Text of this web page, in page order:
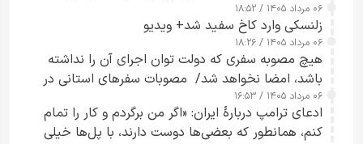
۰۶ مرداد ۱۴۰۵ / ۱۸:۵۲
زلنسکی وارد کاخ سفید شد+ ویدیو
۰۶ مرداد ۱۴۰۵ / ۱۸:۲۶
هیچ مصوبه سفری که دولت توان اجرای آن را نداشته
باشد، امضا نخواهد شد/ مصوبات سفرهای استانی در
چارچوب قانون بودجه است+ عکس
۰۶ مرداد ۱۴۰۵ / ۱۶:۵۳
ادعای ترامپ دربارهٔ ایران: «اگر من برگردم و کار را تمام
کنم، همانطور که بعضی‌ها دوست دارند، با پل‌ها خیلی